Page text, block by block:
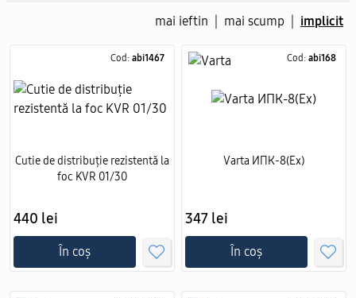
mai ieftin mai scump implicit
Cod: abi1467
Cutie de distribuție rezistentă la
foc KVR 01/30
440 lei
În coș
Cod: abi168
Varta ИПК-8(Ех)
347 lei
În coș